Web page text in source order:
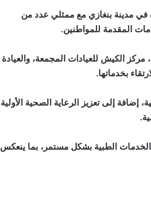
في مدينة بنغازي مع ممثلي عدد من
المقدمة للمواطنين.
الكيش للعيادات المجمعة، والعيادة
بخدماتها.
إضافة إلى تعزيز الرعاية الصحية الأولية
.
الخدمات الطبية بشكل مستمر، بما ينعكس